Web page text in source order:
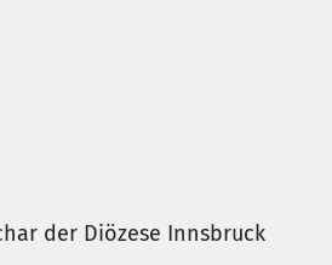
der Diözese Innsbruck